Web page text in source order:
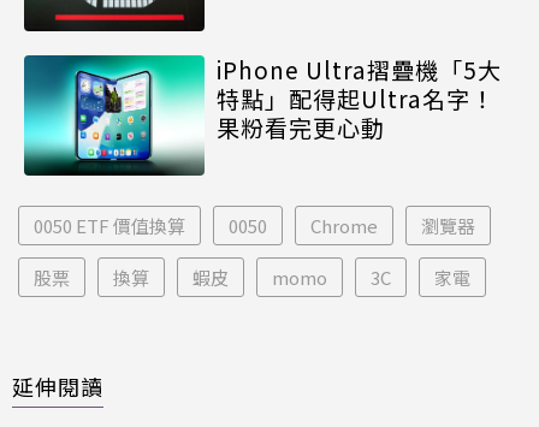
iPhone Ultra摺疊機「5大
特點」配得起Ultra名字！
果粉看完更心動
0050 ETF 價值換算 0050 Chrome 瀏覽器
股票 換算 蝦皮 momo 3C 家電
延伸閱讀